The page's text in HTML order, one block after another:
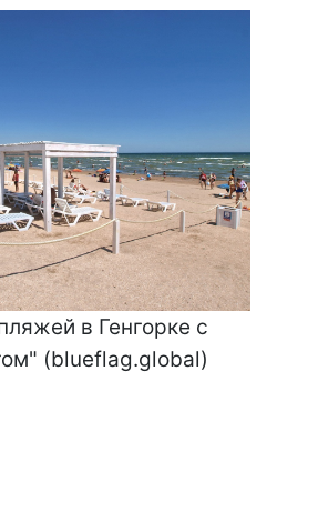
в Генгорке с
(blueflag.global)